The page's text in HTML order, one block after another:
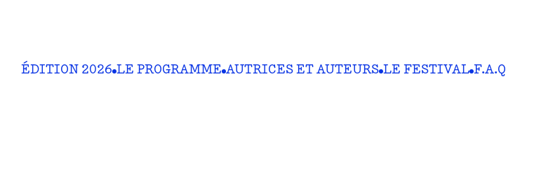
ÉDITION 2026 LE PROGRAMME AUTRICES ET AUTEURS LE FESTIVAL F.A.Q